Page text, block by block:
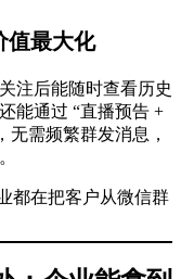
值最大化
注后能随时查看历史
能通过 “直播预告 +
无需频繁群发消息，